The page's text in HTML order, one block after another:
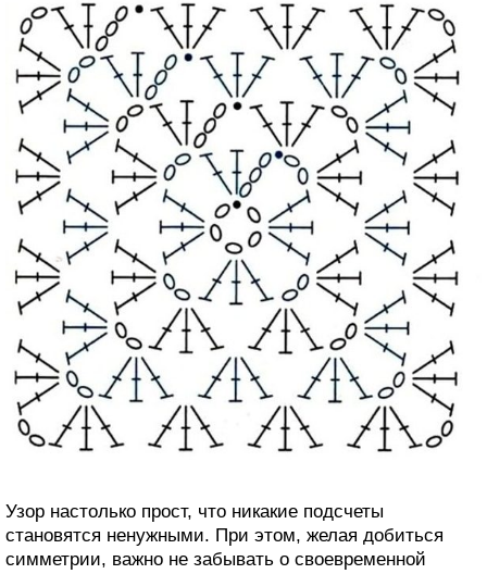
Узор настолько прост, что никакие подсчеты
становятся ненужными. При этом, желая добиться
симметрии, важно не забывать о своевременной